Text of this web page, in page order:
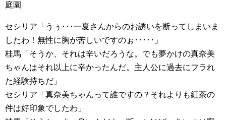
庭園
セシリア「うぅ･･･一夏さんからのお誘いを断ってしまいま
したわ！無性に胸が苦しいですのぉ･････」
桂馬「そうか、それは辛いだろうな。でも夢かけの真奈美
ちゃんはそれ以上に辛かったんだ。主人公に過去にフラれ
た経験持ちだ」
セシリア「真奈美ちゃんって誰ですの？それよりも紅茶の
件は好印象でしたわ」